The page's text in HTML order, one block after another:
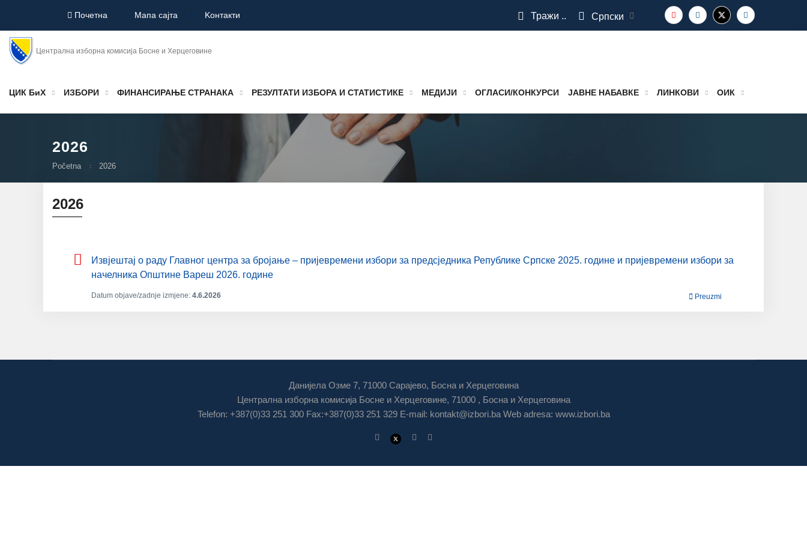
Почетна Мапа сајта Koнтакти Тражи .. Српски
Централна изборна комисија Босне и Херцеговине
ЦИК БиХ ИЗБОРИ ФИНАНСИРАЊЕ СТРАНАКА РЕЗУЛТАТИ ИЗБОРА И СТАТИСТИКЕ МЕДИЈИ ОГЛАСИ/КОНКУРСИ ЈАВНЕ НАБАВКЕ ЛИНКОВИ ОИК
2026
Početna 2026
2026
Извјештај о раду Главног центра за бројање – пријевремени избори за предсједника Републике Српске 2025. године и пријевремени избори за
начелника Општине Вареш 2026. године
Datum objave/zadnje izmjene: 4.6.2026 Preuzmi
Данијела Озме 7, 71000 Сарајево, Босна и Херцеговина
Централна изборна комисија Босне и Херцеговине, 71000 , Босна и Херцеговина
Telefon: +387(0)33 251 300 Fax:+387(0)33 251 329 E-mail: kontakt@izbori.baWeb adresa: www.izbori.ba